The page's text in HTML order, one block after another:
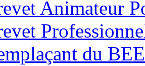
Animateur
du